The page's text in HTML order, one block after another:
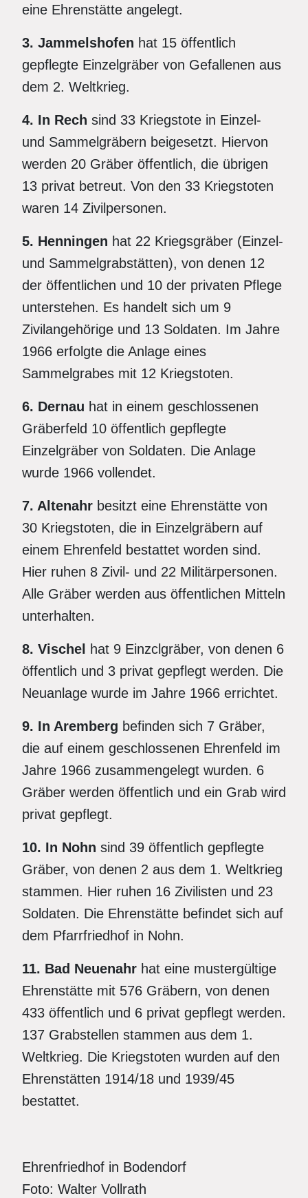
eine Ehrenstätte angelegt.
3. Jammelshofen hat 15 öffentlich
gepflegte Einzelgräber von Gefallenen aus
dem 2. Weltkrieg.
4. In Rech sind 33 Kriegstote in Einzel-
und Sammelgräbern beigesetzt. Hiervon
werden 20 Gräber öffentlich, die übrigen
13 privat betreut. Von den 33 Kriegstoten
waren 14 Zivilpersonen.
5. Henningen hat 22 Kriegsgräber (Einzel-
und Sammelgrabstätten), von denen 12
der öffentlichen und 10 der privaten Pflege
unterstehen. Es handelt sich um 9
Zivilangehörige und 13 Soldaten. Im Jahre
1966 erfolgte die Anlage eines
Sammelgrabes mit 12 Kriegstoten.
6. Dernau hat in einem geschlossenen
Gräberfeld 10 öffentlich gepflegte
Einzelgräber von Soldaten. Die Anlage
wurde 1966 vollendet.
7. Altenahr besitzt eine Ehrenstätte von
30 Kriegstoten, die in Einzelgräbern auf
einem Ehrenfeld bestattet worden sind.
Hier ruhen 8 Zivil- und 22 Militärpersonen.
Alle Gräber werden aus öffentlichen Mitteln
unterhalten.
8. Vischel
hat 9 Einzclgräber, von denen 6
öffentlich und 3 privat gepflegt werden. Die
Neuanlage wurde im Jahre 1966 errichtet.
9. In Aremberg befinden sich 7 Gräber,
die auf einem geschlossenen Ehrenfeld im
Jahre 1966 zusammengelegt wurden. 6
Gräber werden öffentlich und ein Grab wird
privat gepflegt.
10. In Nohn sind 39 öffentlich gepflegte
Gräber, von denen 2 aus dem 1. Weltkrieg
stammen. Hier ruhen 16 Zivilisten und 23
Soldaten. Die Ehrenstätte befindet sich auf
dem Pfarrfriedhof in Nohn.
11. Bad Neuenahr hat eine mustergültige
Ehrenstätte mit 576 Gräbern, von denen
433 öffentlich und 6 privat gepflegt werden.
137 Grabstellen stammen aus dem 1.
Weltkrieg. Die Kriegstoten wurden auf den
Ehrenstätten 1914/18 und 1939/45
bestattet.
Ehrenfriedhof in Bodendorf
Foto: Walter Vollrath